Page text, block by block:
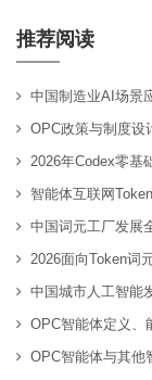
推荐阅读
中国制造业AI场景
OPC政策与制度设
2026年Codex零基
智能体互联网
中国词元工厂发展
2026面向Token词
中国城市人工智能
OPC智能体定义、
OPC智能体与其他